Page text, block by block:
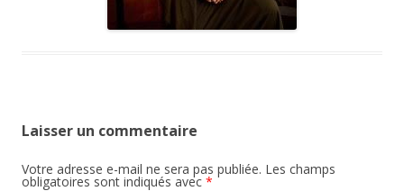
Laisser un commentaire
Votre adresse e-mail ne sera pas publiée. Les champs
obligatoires sont indiqués avec *